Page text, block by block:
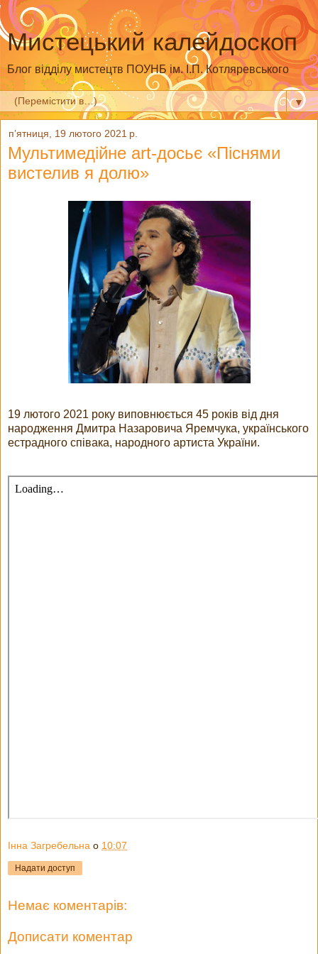
Мистецький калейдоскоп
Блог відділу мистецтв ПОУНБ ім. І.П. Котляревського
▼
пʼятниця, 19 лютого 2021 р.
Мультимедійне art-досьє «Піснями
вистелив я долю»
19 лютого 2021 року виповнюється 45 років від дня
народження Дмитра Назаровича Яремчука, українського
естрадного співака, народного артиста України.
Інна Загребельна о 10:07
Надати доступ
Немає коментарів:
Дописати коментар